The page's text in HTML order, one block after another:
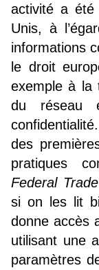
activité a été
Unis, à
informations
le droit
exemple à la
du réseau
des
pratiques
Federal
si on les lit
donne accès
utilisant une
paramètres